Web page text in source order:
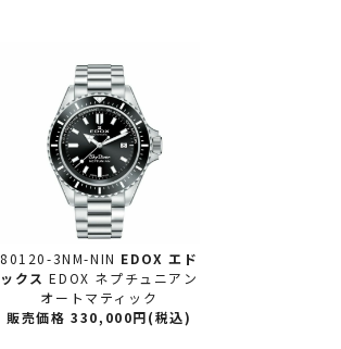
80120-3NM-NIN EDOX エド
ックス EDOX ネプチュニアン
オートマティック
販売価格 330,000円(税込)